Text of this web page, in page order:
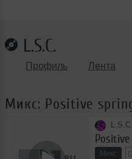
L.S.C.
Профиль Лента
Микс: Positive
L.S.C.
Микс